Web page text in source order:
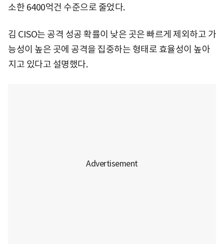
소한 6400억건 수준으로 줄었다.
김 CISO는 공격 성공 확률이 낮은 곳은 빠르게 제외하고 가
능성이 높은 곳에 공격을 집중하는 형태로 효율성이 높아
지고 있다고 설명했다.